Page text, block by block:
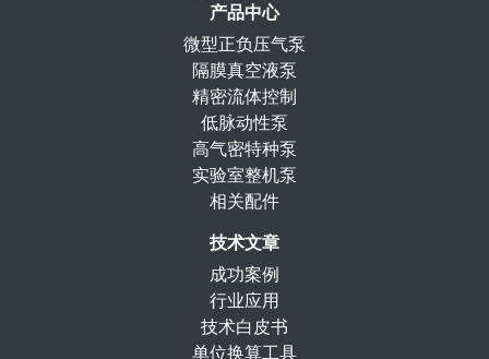
产品中心
微型正负压气泵
隔膜真空液泵
精密流体控制
低脉动性泵
高气密特种泵
实验室整机泵
相关配件
技术文章
成功案例
行业应用
技术白皮书
单位换算工具